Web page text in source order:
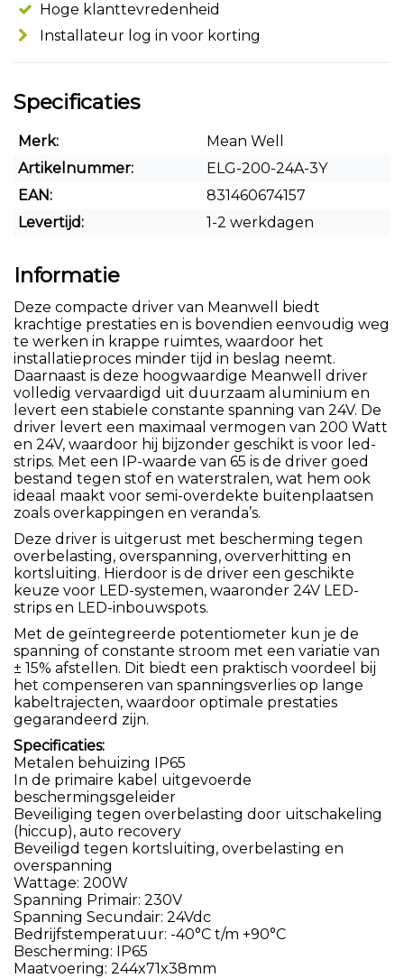
Hoge klanttevredenheid
Installateur log in voor korting
Specificaties
Merk:
Mean Well
Artikelnummer:
ELG-200-24A-3Y
EAN:
831460674157
Levertijd:
1-2 werkdagen
Informatie
Deze compacte driver van Meanwell biedt
krachtige prestaties en is bovendien eenvoudig weg
te werken in krappe ruimtes, waardoor het
installatieproces minder tijd in beslag neemt.
Daarnaast is deze hoogwaardige Meanwell driver
volledig vervaardigd uit duurzaam aluminium en
levert een stabiele constante spanning van 24V. De
driver levert een maximaal vermogen van 200 Watt
en 24V, waardoor hij bijzonder geschikt is voor led-
strips. Met een IP-waarde van 65 is de driver goed
bestand tegen stof en waterstralen, wat hem ook
ideaal maakt voor semi-overdekte buitenplaatsen
zoals overkappingen en veranda’s.
Deze driver is uitgerust met bescherming tegen
overbelasting, overspanning, oververhitting en
kortsluiting. Hierdoor is de driver een geschikte
keuze voor LED-systemen, waaronder 24V LED-
strips en LED-inbouwspots.
Met de geïntegreerde potentiometer kun je de
spanning of constante stroom met een variatie van
± 15% afstellen. Dit biedt een praktisch voordeel bij
het compenseren van spanningsverlies op lange
kabeltrajecten, waardoor optimale prestaties
gegarandeerd zijn.
Specificaties:
Metalen behuizing IP65
In de primaire kabel uitgevoerde
beschermingsgeleider
Beveiliging tegen overbelasting door uitschakeling
(hiccup), auto recovery
Beveiligd tegen kortsluiting, overbelasting en
overspanning
Wattage: 200W
Spanning Primair: 230V
Spanning Secundair: 24Vdc
Bedrijfstemperatuur: -40°C t/m +90°C
Bescherming: IP65
Maatvoering: 244x71x38mm